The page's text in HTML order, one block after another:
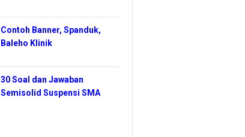
Contoh Banner, Spanduk,
Baleho Klinik
30 Soal dan Jawaban
Semisolid Suspensi SMA